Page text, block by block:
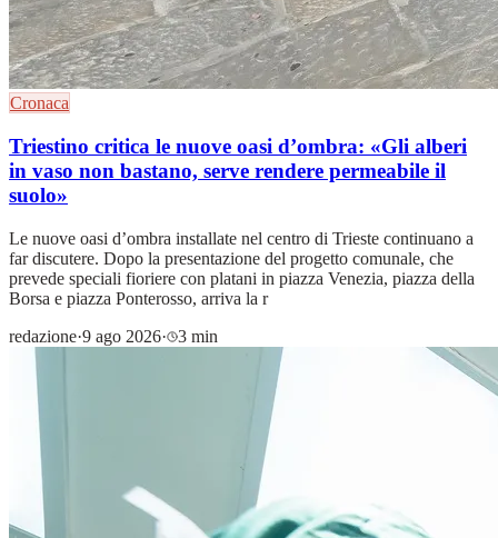
Cronaca
Triestino critica le nuove oasi d’ombra: «Gli alberi
in vaso non bastano, serve rendere permeabile il
suolo»
Le nuove oasi d’ombra installate nel centro di Trieste continuano a
far discutere. Dopo la presentazione del progetto comunale, che
prevede speciali fioriere con platani in piazza Venezia, piazza della
Borsa e piazza Ponterosso, arriva la r
redazione·9 ago 2026· 3 min